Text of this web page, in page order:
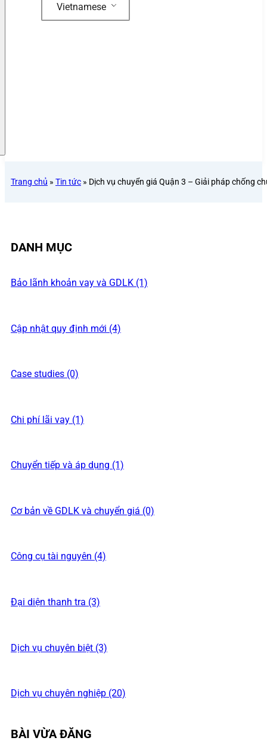
Vietnamese
Trang chủ » Tin tức » Dịch vụ chuyển giá Quận 3 – Giải pháp chống
DANH MỤC
Bảo lãnh khoản vay và GDLK (1)
Cập nhật quy định mới (4)
Case studies (0)
Chi phí lãi vay (1)
Chuyển tiếp và áp dụng (1)
Cơ bản về GDLK và chuyển giá (0)
Công cụ tài nguyên (4)
Đại diện thanh tra (3)
Dịch vụ chuyên biệt (3)
Dịch vụ chuyên nghiệp (20)
BÀI VỪA ĐĂNG